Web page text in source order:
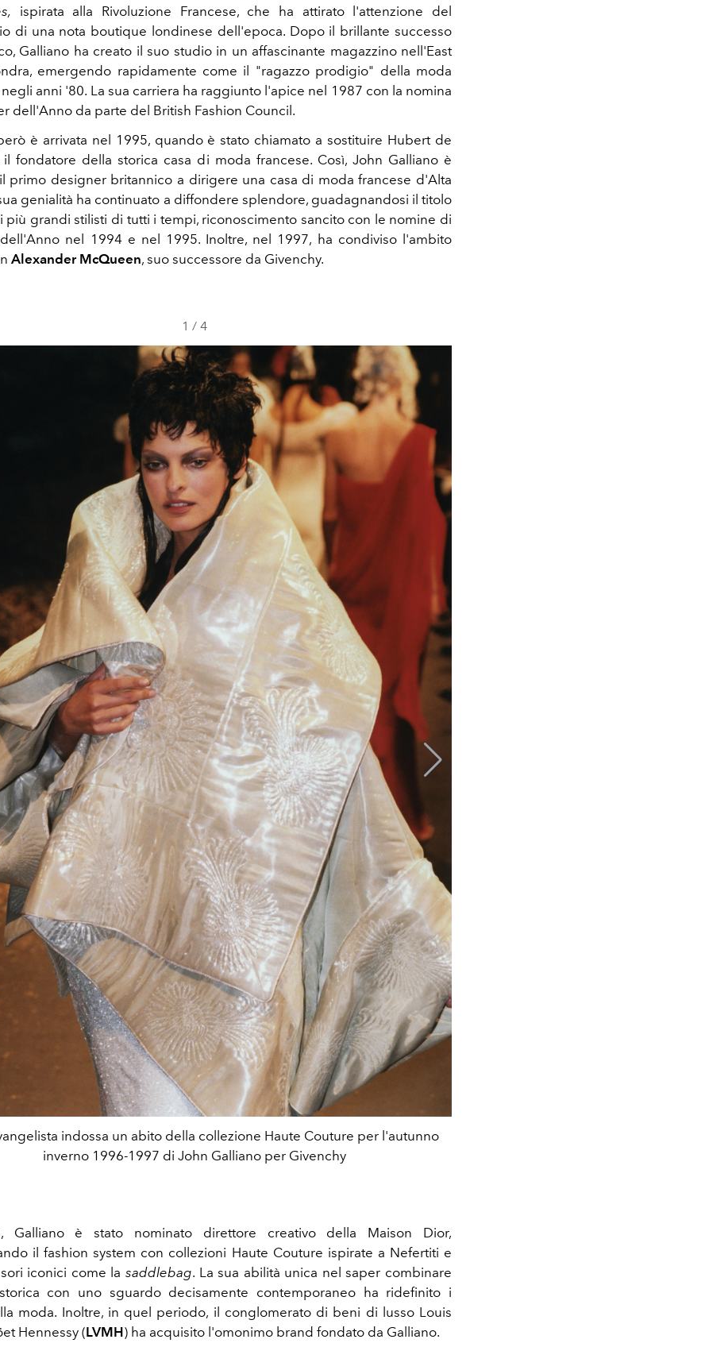
ispirata alla Rivoluzione Francese, che ha attirato l'attenzione del
di una nota boutique londinese dell'epoca. Dopo il brillante successo
Galliano ha creato il suo studio in un affascinante magazzino nell'East
emergendo rapidamente come il "ragazzo prodigio" della moda
anni '80. La sua carriera ha raggiunto l'apice nel 1987 con la nomina
dell'Anno da parte del British Fashion Council.
è arrivata nel 1995, quando è stato chiamato a sostituire Hubert de
il fondatore della storica casa di moda francese. Così, John Galliano è
primo designer britannico a dirigere una casa di moda francese d'Alta
genialità ha continuato a diffondere splendore, guadagnandosi il titolo
più grandi stilisti di tutti i tempi, riconoscimento sancito con le nomine di
nel 1994 e nel 1995. Inoltre, nel 1997, ha condiviso l'ambito
Alexander McQueen, suo successore da Givenchy.
1 / 4
indossa un abito della collezione Haute Couture per l'autunno
inverno 1996-1997 di John Galliano per Givenchy
Galliano è stato nominato direttore creativo della Maison Dior,
il fashion system con collezioni Haute Couture ispirate a Nefertiti e
iconici come la saddlebag. La sua abilità unica nel saper combinare
con uno sguardo decisamente contemporaneo ha ridefinito i
moda. Inoltre, in quel periodo, il conglomerato di beni di lusso Louis
Hennessy (LVMH) ha acquisito l'omonimo brand fondato da Galliano.